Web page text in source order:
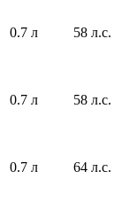
0.7 л 58 л.с.
0.7 л 58 л.с.
0.7 л 64 л.с.